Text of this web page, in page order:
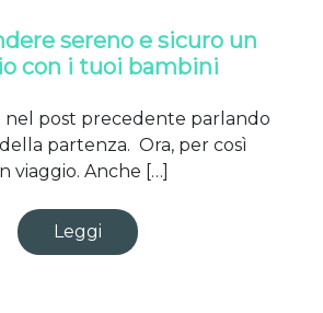
sereno e sicuro un
con i tuoi bambini
nel post precedente parlando
partenza. Ora, per così
viaggio. Anche […]
Leggi